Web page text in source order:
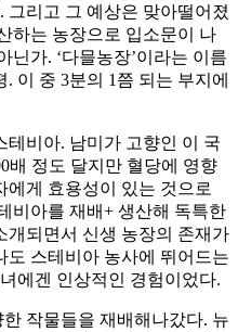
그리고 그 예상은 맞아떨어졌
하는 농장으로 입소문이 나
닌가. ‘다믈농장’이라는 이름
이 중 3분의 1쯤 되는 부지에
테비아. 남미가 고향인 이 국
배 정도 달지만 혈당에 영향
에게 효용성이 있는 것으로
비아를 재배+ 생산해 독특한
개되면서 신생 농장의 존재가
도 스테비아 농사에 뛰어드는
에겐 인상적인 경험이었다.
작물들을 재배해나갔다. 뉴